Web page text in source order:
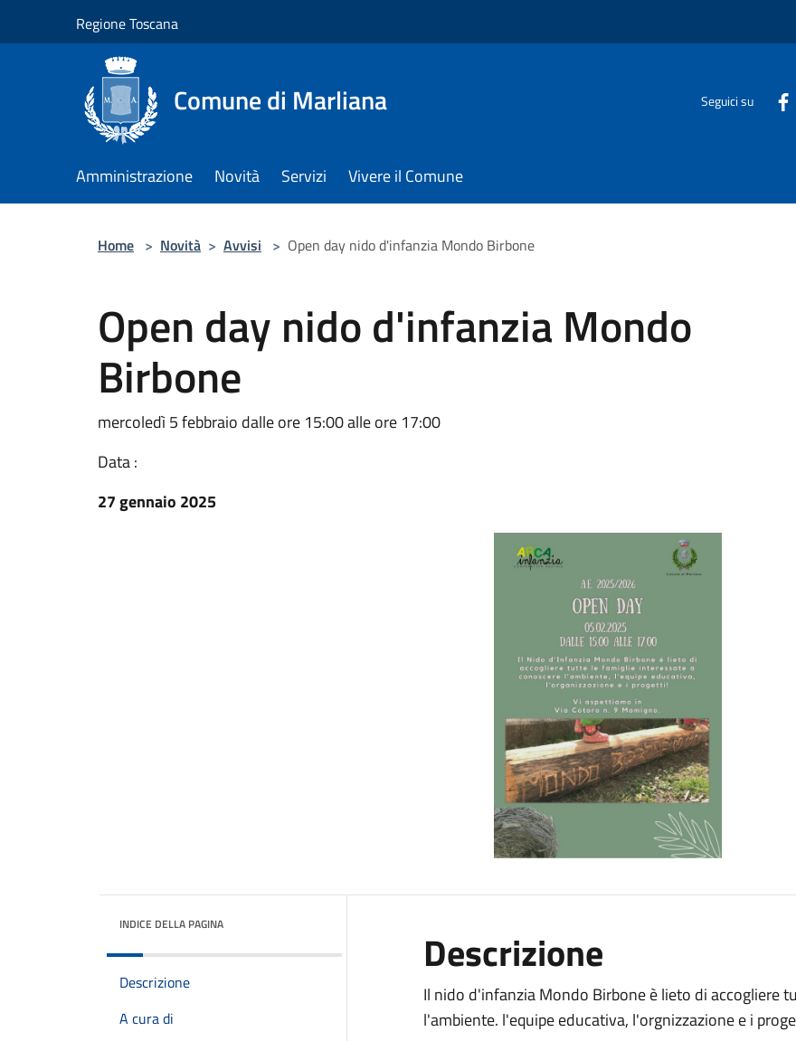
Regione Toscana
Comune di Marliana Seguici su
Amministrazione Novità Servizi Vivere il Comune
Home > Novità > Avvisi > Open day nido d'infanzia Mondo Birbone
Open day nido d'infanzia Mondo
Birbone
mercoledì 5 febbraio dalle ore 15:00 alle ore 17:00
Data :
27 gennaio 2025
INDICE DELLA PAGINA
Descrizione
A cura di
Descrizione
Il nido d'infanzia Mondo Birbone è lieto di accogliere
l'ambiente. l'equipe educativa, l'orgnizzazione e i